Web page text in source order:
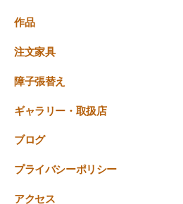
作品
注文家具
障子張替え
ギャラリー・取扱店
ブログ
プライバシーポリシー
アクセス